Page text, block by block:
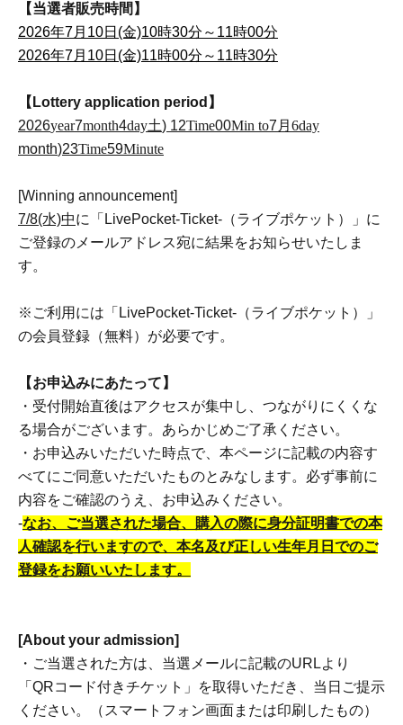
【当選者販売時間】
2026年7月10日(金)10時30分～11時00分
2026年7月10日(金)11時00分～11時30分
【Lottery application period】
2026year7month4day土) 12Time00Min to7 月6day
month)23Time59Minute
[Winning announcement]
7/8(水)中に「LivePocket-Ticket-（ライブポケット）」に
ご登録のメールアドレス宛に結果をお知らせいたしま
す。
※ご利用には「LivePocket-Ticket-（ライブポケット）」
の会員登録（無料）が必要です。
【お申込みにあたって】
・受付開始直後はアクセスが集中し、つながりにくくな
る場合がございます。あらかじめご了承ください。
・お申込みいただいた時点で、本ページに記載の内容す
べてにご同意いただいたものとみなします。必ず事前に
内容をご確認のうえ、お申込みください。
-なお、ご当選された場合、購入の際に身分証明書での本
人確認を行いますので、本名及び正しい生年月日でのご
登録をお願いいたします。
[About your admission]
・ご当選された方は、当選メールに記載のURLより
「QRコード付きチケット」を取得いただき、当日ご提示
ください。（スマートフォン画面または印刷したもの）